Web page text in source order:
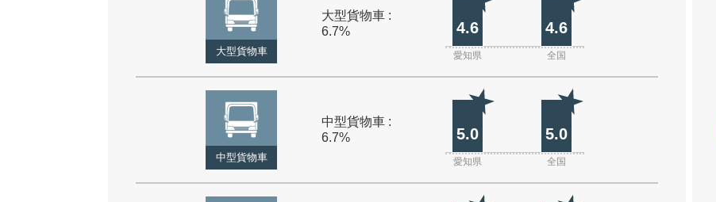
大型貨物車
大型貨物車 :
6.7%
4.6 4.6
愛知県 全国
中型貨物車
中型貨物車 :
6.7%
5.0 5.0
愛知県 全国